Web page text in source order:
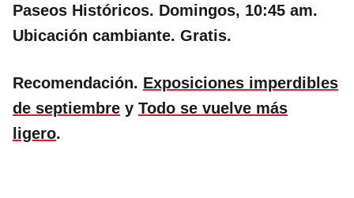
Paseos Históricos. Domingos, 10:45 am.
Ubicación cambiante. Gratis.
Recomendación. Exposiciones imperdibles
de septiembre y Todo se vuelve más
ligero.